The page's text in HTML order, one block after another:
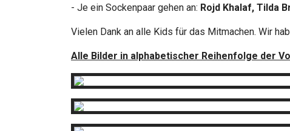
- Je ein Sockenpaar gehen an: Rojd Khalaf, Tilda
Vielen Dank an alle Kids für das Mitmachen. Wir
Alle Bilder in alphabetischer Reihenfolge der